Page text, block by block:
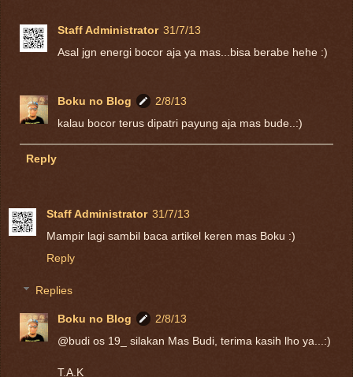
Staff Administrator 31/7/13
Asal jgn energi bocor aja ya mas...bisa berabe hehe :)
Boku no Blog
2/8/13
kalau bocor terus dipatri payung aja mas bude..:)
Reply
Staff Administrator 31/7/13
Mampir lagi sambil baca artikel keren mas Boku :)
Reply
Replies
Boku no Blog
2/8/13
@budi os 19_ silakan Mas Budi, terima kasih lho ya...:)
T.A.K